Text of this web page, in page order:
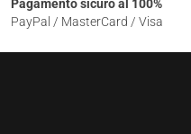
Pagamento sicuro al 100%
PayPal / MasterCard / Visa